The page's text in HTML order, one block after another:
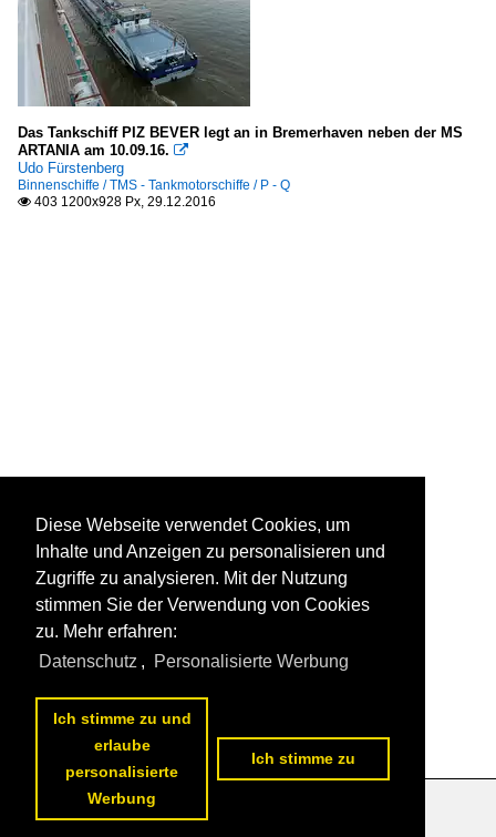
Das Tankschiff PIZ BEVER legt an in Bremerhaven neben der MS
ARTANIA am 10.09.16. 
Udo Fürstenberg
Binnenschiffe / TMS - Tankmotorschiffe / P - Q
 403 1200x928 Px, 29.12.2016
Datenschutzerklärung
Diese Webseite verwendet Cookies, um
Inhalte und Anzeigen zu personalisieren und
Zugriffe zu analysieren. Mit der Nutzung
stimmen Sie der Verwendung von Cookies
zu. Mehr erfahren:
Datenschutz , Personalisierte Werbung
Ich stimme zu und
erlaube
personalisierte
Werbung
Ich stimme zu